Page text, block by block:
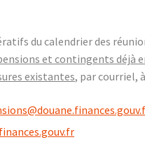
du calendrier des
et contingents déjà
existantes, par courriel,